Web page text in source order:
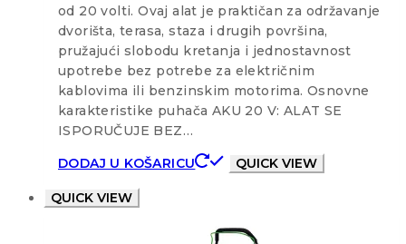
od 20 volti. Ovaj alat je praktičan za održavanje
dvorišta, terasa, staza i drugih površina,
pružajući slobodu kretanja i jednostavnost
upotrebe bez potrebe za električnim
kablovima ili benzinskim motorima. Osnovne
karakteristike puhača AKU 20 V: ALAT SE
ISPORUČUJE BEZ…
DODAJ U KOŠARICU
QUICK VIEW
QUICK VIEW